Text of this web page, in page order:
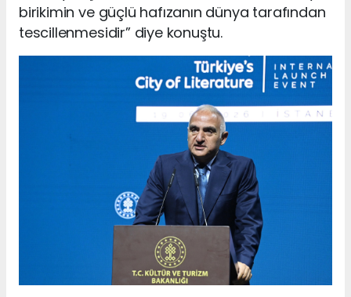
birikimin ve güçlü hafızanın dünya tarafından
tescillenmesidir” diye konuştu.